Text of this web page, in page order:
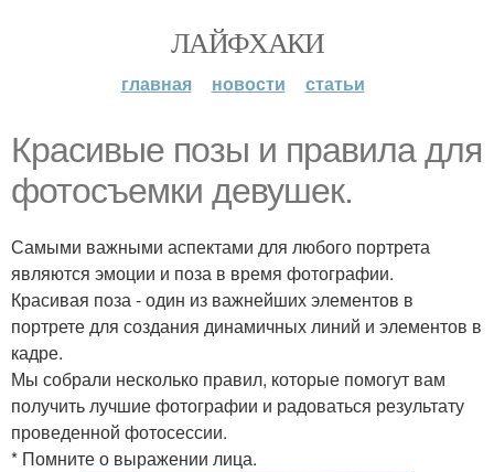
ЛАЙФХАКИ
главная новости статьи
Красивые позы и правила для
фотосъемки девушек.
Самыми важными аспектами для любого портрета
являются эмоции и поза в время фотографии.
Красивая поза - один из важнейших элементов в
портрете для создания динамичных линий и элементов в
кадре.
Мы собрали несколько правил, которые помогут вам
получить лучшие фотографии и радоваться результату
проведенной фотосессии.
* Помните о выражении лица.